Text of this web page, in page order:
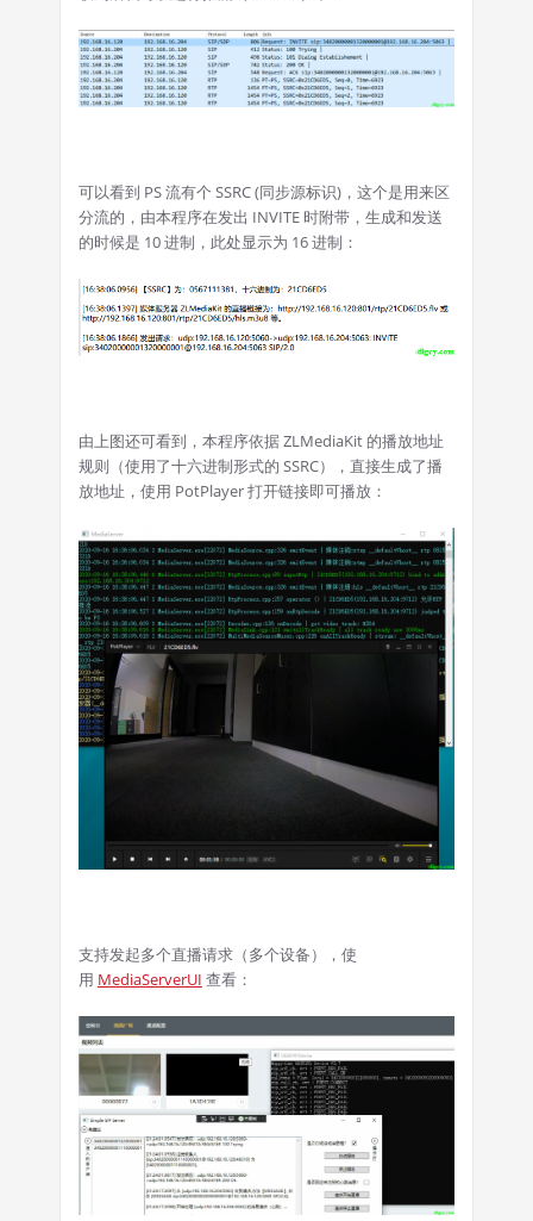
可以看到 PS 流有个 SSRC (同步源标识)，这个是用来区
分流的，由本程序在发出 INVITE 时附带，生成和发送
的时候是 10 进制，此处显示为 16 进制：
由上图还可看到，本程序依据 ZLMediaKit 的播放地址
规则（使用了十六进制形式的 SSRC），直接生成了播
放地址，使用 PotPlayer 打开链接即可播放：
支持发起多个直播请求（多个设备），使
用 MediaServerUI 查看：